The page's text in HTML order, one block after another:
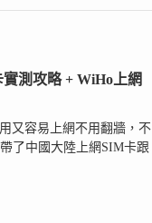
測攻略 + WiHo上網
又容易上網不用翻牆，不
了中國大陸上網SIM卡跟